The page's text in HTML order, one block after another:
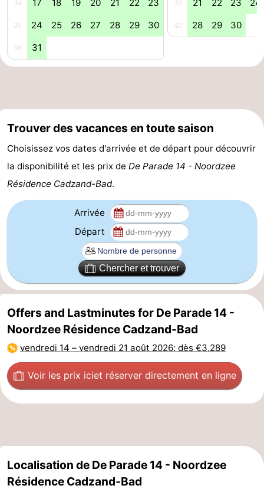
Veere
Domburg
Middelburg
Zeeuws-
Vlaanderen
-
Nieuwvliet
-
Breskens
-
Dorp
Retranchement
-
Nature
Zwin
Flandre-
Bruges
-
Gand
La
Knokke-
Heist
-
Zeebrugge
-
34 17 18 19 20 21 22 23
35 24 25 26 27 28 29 30
36 31
39 21 22 23 24
40 28 29 30
Trouver des vacances en toute saison
Choisissez vos dates d'arrivée et de départ pour découvrir
la disponibilité et les prix de De Parade 14 - Noordzee
Résidence Cadzand-Bad.
Arrivée
Départ
Chercher et trouver
Offers and Lastminutes for De Parade 14 -
Noordzee Résidence Cadzand-Bad
vendredi 14 – vendredi 21 août 2026: dès €3.289
Voir les prix iciet réserver directement en ligne
Localisation de De Parade 14 - Noordzee
Résidence Cadzand-Bad